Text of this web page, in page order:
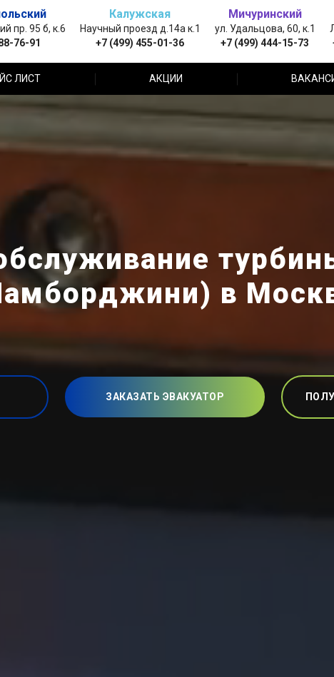
пр. 95 б, к.6
76-91
Калужская
Научный проезд д.14а к.1
+7 (499) 455-01-36
Мичуринский
ул. Удальцова, 60, к.1
+7 (499) 444-15-73
ЛИСТ АКЦИИ
в
ЗАКАЗАТЬ ЭВАКУАТОР